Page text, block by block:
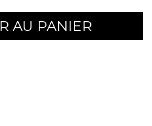
AU PANIER